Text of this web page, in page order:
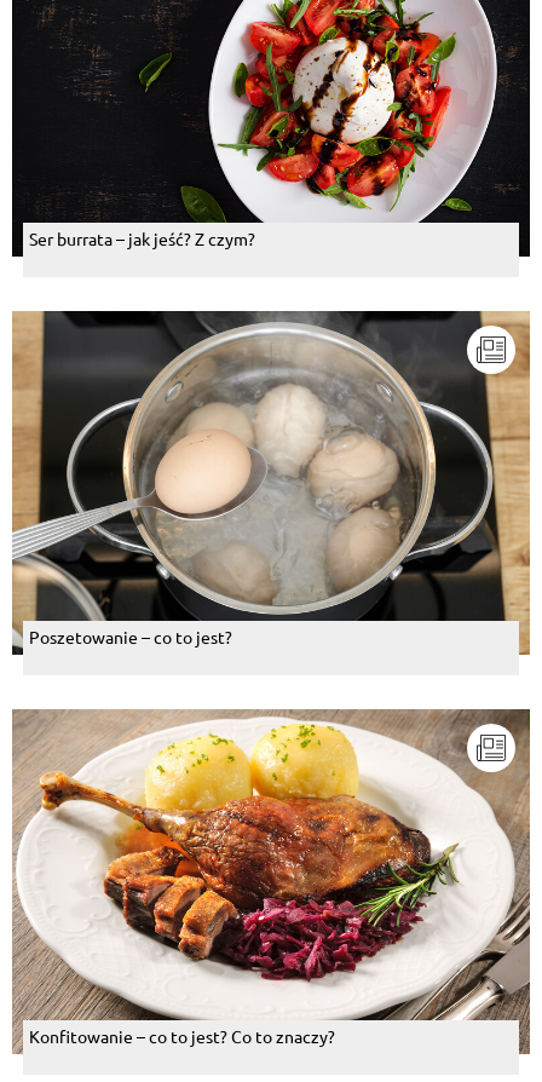
Ser burrata – jak jeść? Z czym?
Poszetowanie – co to jest?
Konfitowanie – co to jest? Co to znaczy?